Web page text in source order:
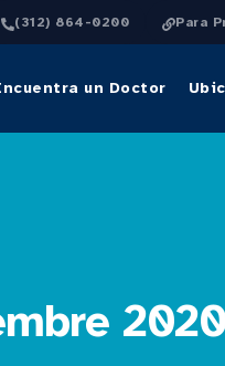
(312) 864-0200 Para
un Doctor